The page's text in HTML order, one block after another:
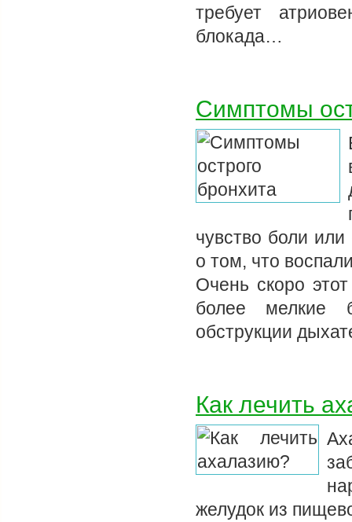
требует
блокада…
Симптомы
чувство боли или
о том, что
Очень скоро
более мелкие
обструкции
Как лечить
желудок из